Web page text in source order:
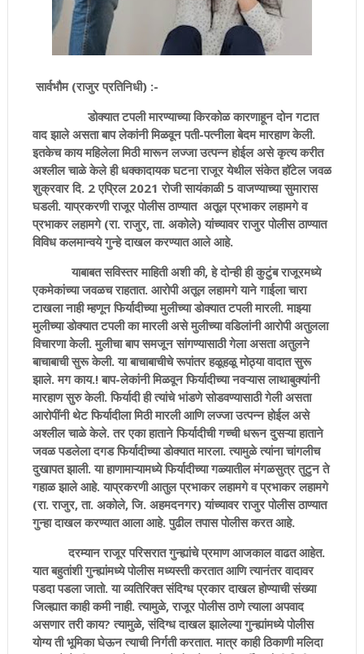
सार्वभौम (राजुर प्रतिनिधी) :-
डोक्यात टपली मारण्याच्या किरकोळ कारणाहून दोन गटात
वाद झाले असता बाप लेकांनी मिळवून पती-पत्नीला बेदम मारहाण केली.
इतकेच काय महिलेला मिठी मारून लज्जा उत्पन्न होईल असे कृत्य करीत
अश्लील चाळे केले ही धक्कादायक घटना राजूर येथील संकेत हॉटेल जवळ
शुक्रवार दि. 2 एप्रिल 2021 रोजी सायंकाळी 5 वाजण्याच्या सुमारास
घडली. याप्रकरणी राजूर पोलीस ठाण्यात अतूल प्रभाकर लहामगे व
प्रभाकर लहामगे (रा. राजुर, ता. अकोले) यांच्यावर राजुर पोलीस ठाण्यात
विविध कलमान्वये गुन्हे दाखल करण्यात आले आहे.
याबाबत सविस्तर माहिती अशी की, हे दोन्ही ही कुटुंब राजूरमध्ये
एकमेकांच्या जवळच राहतात. आरोपी अतूल लहामगे याने गाईला चारा
टाखला नाही म्हणून फिर्यादीच्या मुलीच्या डोक्यात टपली मारली. माझ्या
मुलीच्या डोक्यात टपली का मारली असे मुलीच्या वडिलांनी आरोपी अतुलला
विचारणा केली. मुलीचा बाप समजून सांगण्यासाठी गेला असता अतुलने
बाचाबाची सुरू केली. या बाचाबाचीचे रूपांतर हळूहळू मोठ्या वादात सुरू
झाले. मग काय.! बाप-लेकांनी मिळवून फिर्यादीच्या नवऱ्यास लाथाबुक्यांनी
मारहाण सुरु केली. फिर्यादी ही त्यांचे भांडणे सोडवण्यासाठी गेली असता
आरोपींनी थेट फिर्यादीला मिठी मारली आणि लज्जा उत्पन्न होईल असे
अश्लील चाळे केले. तर एका हाताने फिर्यादीची गच्ची धरून दुसऱ्या हाताने
जवळ पडलेला दगड फिर्यादीच्या डोक्यात मारला. त्यामुळे त्यांना चांगलीच
दुखापत झाली. या हाणामाऱ्यामध्ये फिर्यादीच्या गळ्यातील मंगळसुत्र तुटुन ते
गहाळ झाले आहे. याप्रकरणी आतुल प्रभाकर लहामगे व प्रभाकर लहामगे
(रा. राजुर, ता. अकोले, जि. अहमदनगर) यांच्यावर राजुर पोलीस ठाण्यात
गुन्हा दाखल करण्यात आला आहे. पुढील तपास पोलीस करत आहे.
दरम्यान राजूर परिसरात गुन्ह्यांचे प्रमाण आजकाल वाढत आहेत.
यात बहुतांशी गुन्ह्यांमध्ये पोलीस मध्यस्ती करतात आणि त्यानंतर वादावर
पडदा पडला जातो. या व्यतिरिक्त संदिग्ध प्रकार दाखल होण्याची संख्या
जिल्ह्यात काही कमी नाही. त्यामुळे, राजूर पोलीस ठाणे त्याला अपवाद
असणार तरी काय? त्यामुळे, संदिग्ध दाखल झालेल्या गुन्ह्यांमध्ये पोलीस
योग्य ती भूमिका घेऊन त्याची निर्गती करतात. मात्र काही ठिकाणी मलिदा